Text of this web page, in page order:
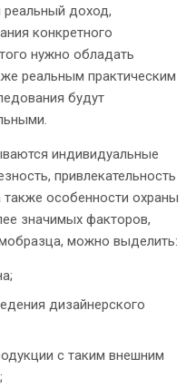
реальный доход,
конкретного
нужно обладать
реальным практическим
будут
индивидуальные
привлекательность
также особенности охраны
значимых факторов,
можно выделить:
дизайнерского
с таким внешним